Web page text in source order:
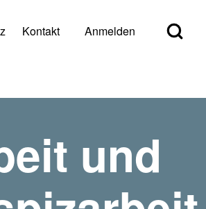
Open Search
Kontakt Anmelden
und